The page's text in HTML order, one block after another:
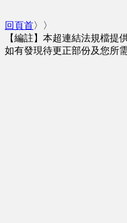
回頁首〉〉
【編註】本超連結法規檔
如有發現待更正部份及您所